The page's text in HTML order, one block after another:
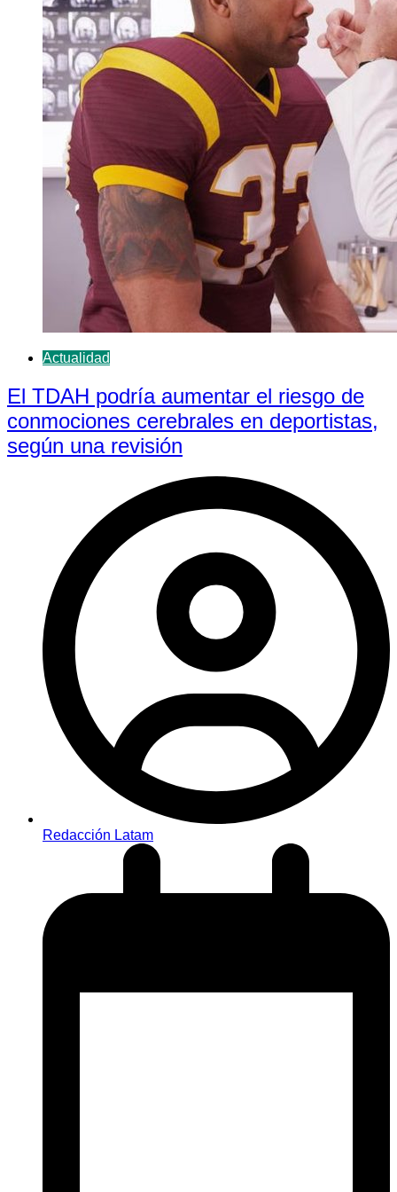
Actualidad
El TDAH podría aumentar el riesgo de
conmociones cerebrales en deportistas,
según una revisión
Redacción Latam